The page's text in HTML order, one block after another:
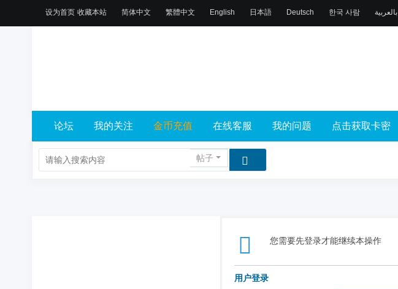
设为首页 收藏本站 简体中文 繁體中文 English 日本語 Deutsch 한국 사람 بالعربية
论坛 我的关注 金币充值 在线客服 我的问题 点击获取卡密
帖子
您需要先登录才能继续本操作
用户登录